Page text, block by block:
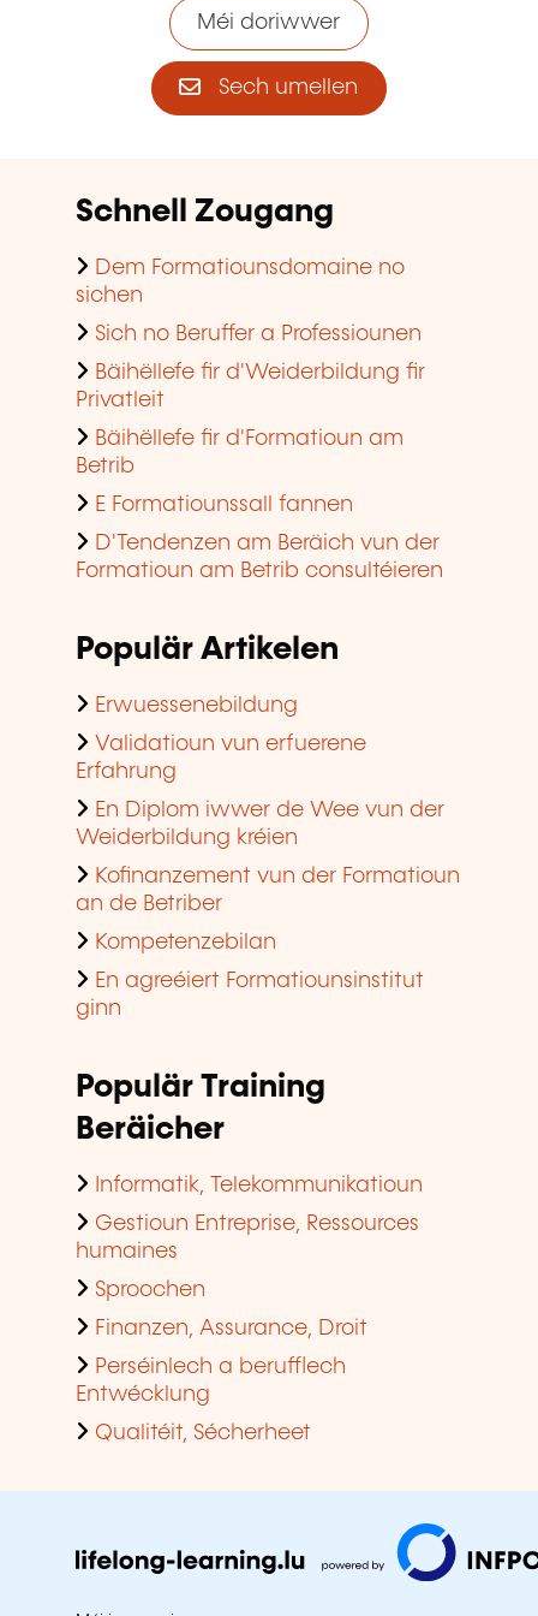
Méi doriwwer
Sech umellen
Schnell Zougang
Dem Formatiounsdomaine no
sichen
Sich no Beruffer a Professiounen
Bäihëllefe fir d'Weiderbildung fir
Privatleit
Bäihëllefe fir d'Formatioun am
Betrib
E Formatiounssall fannen
D'Tendenzen am Beräich vun der
Formatioun am Betrib consultéieren
Populär Artikelen
Erwuessenebildung
Validatioun vun erfuerene
Erfahrung
En Diplom iwwer de Wee vun der
Weiderbildung kréien
Kofinanzement vun der Formatioun
an de Betriber
Kompetenzebilan
En agreéiert Formatiounsinstitut
ginn
Populär Training
Beräicher
Informatik, Telekommunikatioun
Gestioun Entreprise, Ressources
humaines
Sproochen
Finanzen, Assurance, Droit
Perséinlech a berufflech
Entwécklung
Qualitéit, Sécherheet